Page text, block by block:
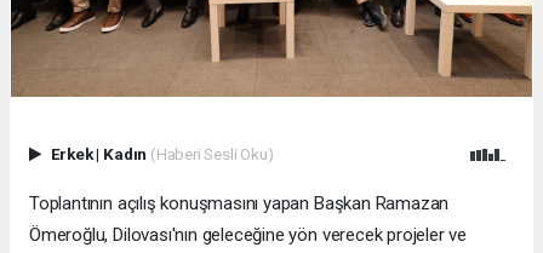
Erkek| Kadın (Haberi Sesli Oku)
Toplantının açılış konuşmasını yapan Başkan Ramazan
Ömeroğlu, Dilovası'nın geleceğine yön verecek projeler ve